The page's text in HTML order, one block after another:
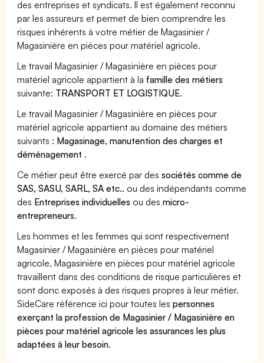
des entreprises et syndicats. Il est également reconnu
par les assureurs et permet de bien comprendre les
risques inhérents à votre métier de Magasinier /
Magasinière en pièces pour matériel agricole.
Le travail Magasinier / Magasinière en pièces pour
matériel agricole appartient à la famille des métiers
suivante: TRANSPORT ET LOGISTIQUE.
Le travail Magasinier / Magasinière en pièces pour
matériel agricole appartient au domaine des métiers
suivants : Magasinage, manutention des charges et
déménagement .
Ce métier peut être exercé par dessociétés comme de
SAS, SASU, SARL, SA etc.. ou des indépendants comme
des Entreprises individuelles ou desmicro-
entrepreneurs.
Les hommes et les femmes qui sont respectivement
Magasinier / Magasinière en pièces pour matériel
agricole, Magasinière en pièces pour matériel agricole
travaillent dans des conditions de risque particulières et
sont donc exposés à des risques propres à leur métier.
SideCare référence ici pour toutes lespersonnes
exerçant la profession de Magasinier / Magasinière en
pièces pour matériel agricole les assurances les plus
adaptées à leur besoin.